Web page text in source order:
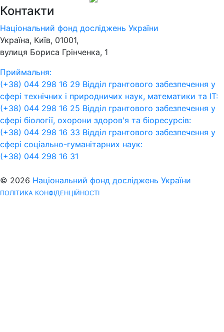
Контакти
Національний фонд досліджень України
Україна, Київ, 01001,
вулиця Бориса Грінченка, 1
Приймальня:
(+38) 044 298 16 29 Відділ грантового забезпечення у
сфері технічних і природничих наук, математики та ІТ:
(+38) 044 298 16 25 Відділ грантового забезпечення у
сфері біології, охорони здоров'я та біоресурсів:
(+38) 044 298 16 33 Відділ грантового забезпечення у
сфері соціально-гуманітарних наук:
(+38) 044 298 16 31
© 2026 Національний фонд досліджень України
ПОЛІТИКА КОНФІДЕНЦІЙНОСТІ